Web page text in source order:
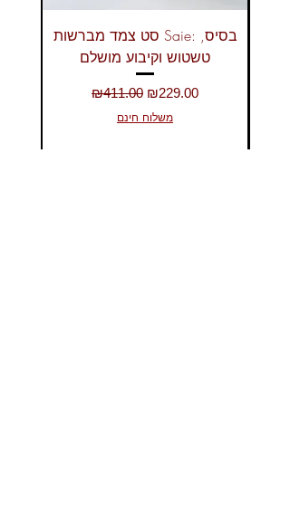
סט צמד מברשות Saie: בסיס,
טשטוש וקיבוע מושלם
Regular Price
₪411.00 Sale Price
₪229.00
משלוח חינם